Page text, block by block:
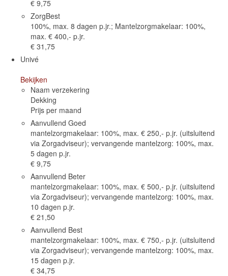
€ 9,75
ZorgBest
100%, max. 8 dagen p.jr.; Mantelzorgmakelaar: 100%,
max. € 400,- p.jr.
€ 31,75
Univé
Bekijken
Naam verzekering
Dekking
Prijs per maand
Aanvullend Goed
mantelzorgmakelaar: 100%, max. € 250,- p.jr. (uitsluitend
via Zorgadviseur); vervangende mantelzorg: 100%, max.
5 dagen p.jr.
€ 9,75
Aanvullend Beter
mantelzorgmakelaar: 100%, max. € 500,- p.jr. (uitsluitend
via Zorgadviseur); vervangende mantelzorg: 100%, max.
10 dagen p.jr.
€ 21,50
Aanvullend Best
mantelzorgmakelaar: 100%, max. € 750,- p.jr. (uitsluitend
via Zorgadviseur); vervangende mantelzorg: 100%, max.
15 dagen p.jr.
€ 34,75